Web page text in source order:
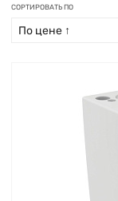
СОРТИРОВАТЬ ПО
По цене ↑